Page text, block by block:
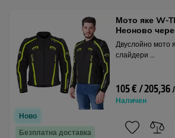
Ново
Безплатна доставка
Мото яке W-
Неоново
Двуслойно мото
слайдери …
105 € / 205,36
Наличен